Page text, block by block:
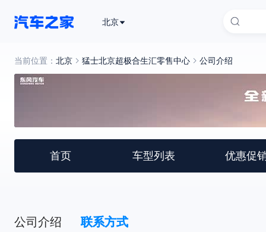
北京
当前位置： 北京 猛士北京超极合生汇零售中心 公司介绍
首页 车型列表 优惠促
公司介绍 联系方式